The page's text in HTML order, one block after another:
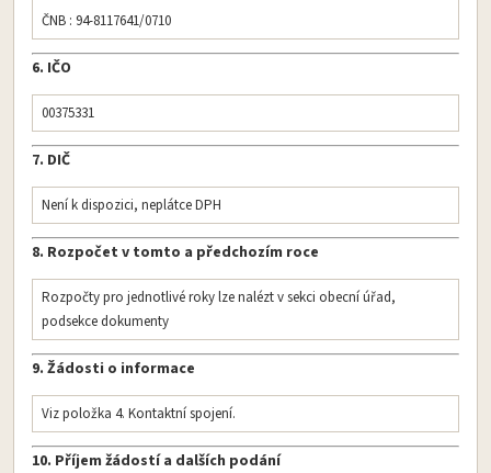
ČNB : 94-8117641/0710
6. IČO
00375331
7. DIČ
Není k dispozici, neplátce DPH
8. Rozpočet v tomto a předchozím roce
Rozpočty pro jednotlivé roky lze nalézt v sekci obecní úřad,
podsekce dokumenty
9. Žádosti o informace
Viz položka 4. Kontaktní spojení.
10. Příjem žádostí a dalších podání